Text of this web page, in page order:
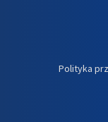
Polityka